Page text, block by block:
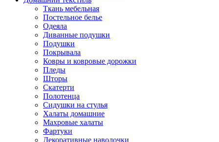
Ткань мебельная
Постельное белье
Одеяла
Диванные подушки
Подушки
Покрывала
Ковры и ковровые дорожки
Пледы
Шторы
Скатерти
Полотенца
Сидушки на стулья
Халаты домашние
Махровые халаты
Фартуки
Декоративные наволочки